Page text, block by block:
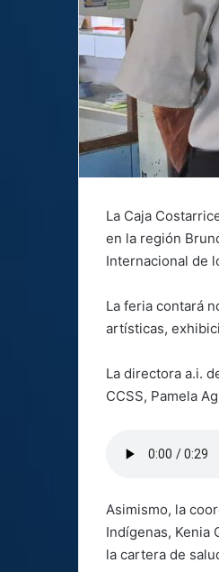
La Caja
en la región
Internacional de
La feria contará
artísticas,
La directora a.i.
CCSS, Pamela
Asimismo, la
Indígenas, Kenia
la cartera de